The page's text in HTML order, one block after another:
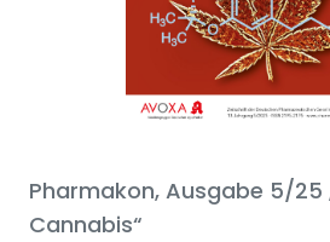
Pharmakon, Ausgabe 5/25
Cannabis“